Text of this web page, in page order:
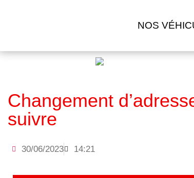
NOS
Changement
suivre
30/06/2023 14:21